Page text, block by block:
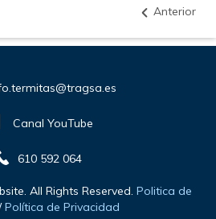
Anterior
Canal YouTube
610 592 064
All Rights Reserved. Politica de
Política de Privacidad